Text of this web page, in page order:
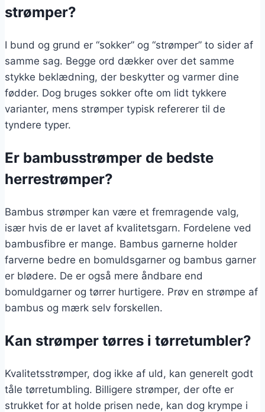
strømper?
I bund og grund er “sokker” og “strømper” to sider af
samme sag. Begge ord dækker over det samme
stykke beklædning, der beskytter og varmer dine
fødder. Dog bruges sokker ofte om lidt tykkere
varianter, mens strømper typisk refererer til de
tyndere typer.
Er bambusstrømper de bedste
herrestrømper?
Bambus strømper kan være et fremragende valg,
især hvis de er lavet af kvalitetsgarn. Fordelene ved
bambusfibre er mange. Bambus garnerne holder
farverne bedre en bomuldsgarner og bambus garner
er blødere. De er også mere åndbare end
bomuldgarner og tørrer hurtigere. Prøv en strømpe af
bambus og mærk selv forskellen.
Kan strømper tørres i tørretumbler?
Kvalitetsstrømper, dog ikke af uld, kan generelt godt
tåle tørretumbling. Billigere strømper, der ofte er
strukket for at holde prisen nede, kan dog krympe i